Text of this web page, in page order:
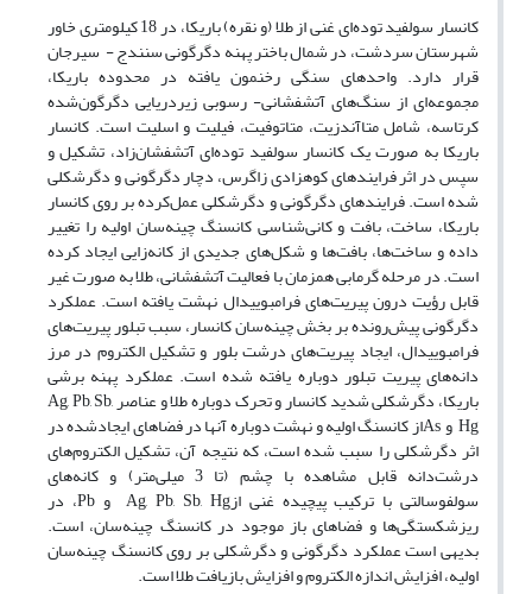
کانسار سولفید توده‌ای غنی از طلا (و نقره) باریکا، در 18 کیلومتری خاور
شهرستان سردشت، در شمال باختر پهنه دگرگونی سنندج - سیرجان
قرار دارد. واحدهای سنگی رخنمون یافته در محدوده باریکا،
مجموعه‌ای از سنگ‌های آتشفشانی- رسوبی زیردریایی دگرگون‌شده
کرتاسه، شامل متاآندزیت، متاتوفیت، فیلیت و اسلیت است. کانسار
باریکا به صورت یک کانسار سولفید توده‌ای آتشفشان‌زاد، تشکیل و
سپس در اثر فرایندهای کوهزادی زاگرس، دچار دگرگونی و دگرشکلی
شده است. فرایندهای دگرگونی و دگرشکلی عمل‌کرده بر روی کانسار
باریکا، ساخت، بافت و کانی‌شناسی کانسنگ چینه‌سان اولیه را تغییر
داده و ساخت‌ها، بافت‌ها و شکل‌های جدیدی از کانه‌زایی ایجاد کرده
است. در مرحله گرمابی همزمان با فعالیت آتشفشانی، طلا به صورت غیر
قابل رؤیت درون پیریت‌های فرامبوییدال نهشت یافته است. عملکرد
دگرگونی پیش‌رونده بر بخش چینه‌سان کانسار، سبب تبلور پیریت‌های
فرامبوییدال، ایجاد پیریت‌های درشت بلور و تشکیل الکتروم در مرز
دانه‌های پیریت تبلور دوباره یافته شده است. عملکرد پهنه برشی
باریکا، دگرشکلی شدید کانسار و تحرک دوباره طلا و عناصر Ag, Pb, Sb,
Hg و Asاز کانسنگ اولیه و نهشت دوباره آنها در فضاهای ایجاد‌شده در
اثر دگرشکلی را سبب شده است، که نتیجه آن، تشکیل الکتروم‌های
درشت‌دانه قابل مشاهده با چشم (تا 3 میلی‌متر) و کانه‌های
سولفوسالتی با ترکیب پیچیده غنی ازAg, Pb, Sb, Hg و Pb، در
ریزشکستگی‌ها و فضاهای باز موجود در کانسنگ چینه‌سان، است.
بدیهی است عملکرد دگرگونی و دگرشکلی بر روی کانسنگ چینه‌سان
اولیه، افزایش اندازه الکتروم و افزایش بازیافت طلا است.